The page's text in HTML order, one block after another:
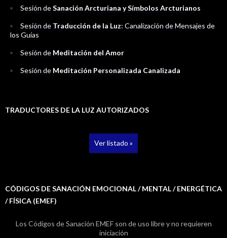
Sesión deSanación Arcturiana y Símbolos Arcturianos
Sesión de Traducción de la Luz: Canalización de Mensajes de
los Guías
Sesión de Meditación del Amor
Sesión de Meditación Personalizada Canalizada
TRADUCTORES DE LA LUZ AUTORIZADOS
Ver listado »
CÓDIGOS DE SANACIÓN EMOCIONAL / MENTAL / ENERGÉTICA
/ FÍSICA (EMEF)
Los Códigos de Sanación EMEF son de uso libre y no requieren
iniciación